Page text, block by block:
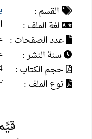
القسم :
لغة الملف :
عدد الصفحات :
سنة النشر :
حجم الكتاب :
نوع الملف :